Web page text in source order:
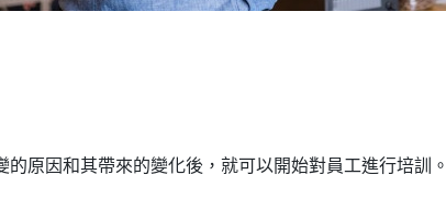
的原因和其帶來的變化後，就可以開始對員工進行培訓。